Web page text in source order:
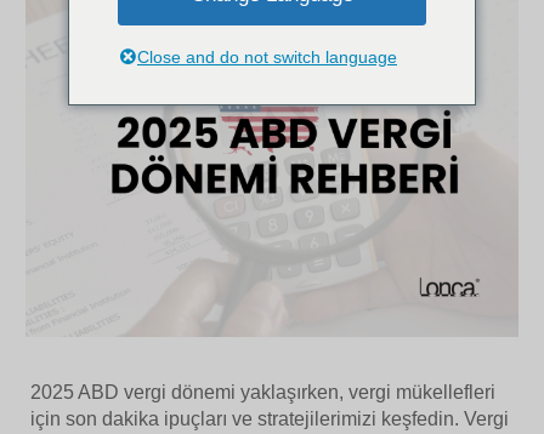
2025 ABD vergi dönemi yaklaşırken, vergi mükellefleri
için son dakika ipuçları ve stratejilerimizi keşfedin. Vergi
Close and do not switch language